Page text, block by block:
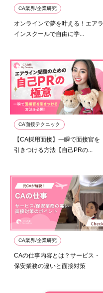
ョ
ン
CA業界/企業研究
オンラインで夢を叶える！エアラ
インスクールで自由に学...
CA面接テクニック
【CA採用面接】一瞬で面接官を
引きつける方法【自己PRの...
CA業界/企業研究
CAの仕事内容とは？サービス・
保安業務の違いと面接対策